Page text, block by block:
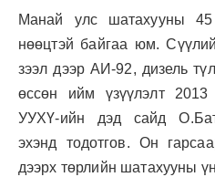
Манай улс шатахууны
нөөцтэй байгаа юм.
зээл дээр АИ-92, дизель
өссөн ийм үзүүлэлт
УУХҮ-ийн дэд сайд
эхэнд тодотгов. Он
дээрх төрлийн шатахууны